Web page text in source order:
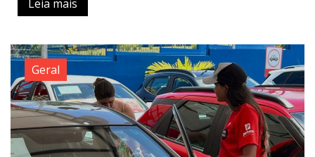
Leia mais
Geral